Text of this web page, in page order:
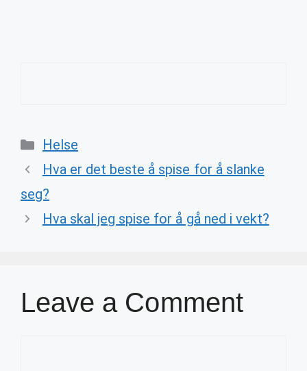
Categories
Helse
Hva er det beste å spise for å slanke
seg?
Hva skal jeg spise for å gå ned i vekt?
Leave a Comment